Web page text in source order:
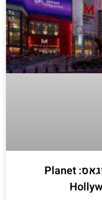
מלון פלאנט הוליווד בלאס וגאס: Planet